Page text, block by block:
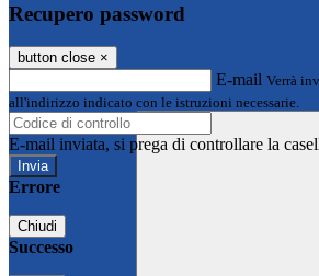
Recupero password
button close ×
E-mail Verrà
all'indirizzo indicato con le istruzioni necessarie.
E-mail inviata, si prega di controllare la
Errore
Chiudi
Successo